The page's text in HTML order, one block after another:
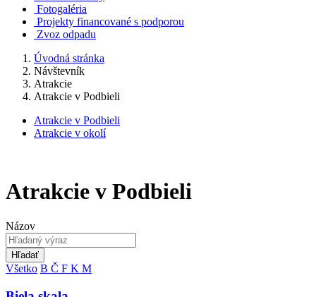
Fotogaléria
Projekty financované s podporou
Zvoz odpadu
Úvodná stránka
Návštevník
Atrakcie
Atrakcie v Podbieli
Atrakcie v Podbieli
Atrakcie v okolí
Atrakcie v Podbieli
Názov
Hľadať
Všetko B Č F K M